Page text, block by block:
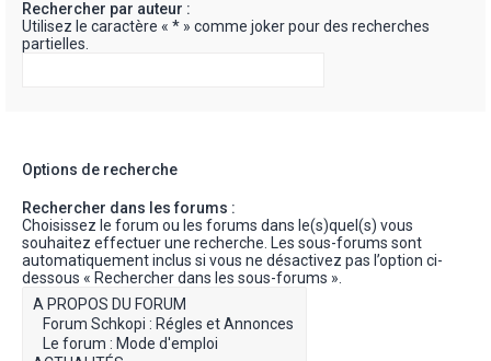
Rechercher par auteur :
Utilisez le caractère « * » comme joker pour des recherches
partielles.
Options de recherche
Rechercher dans les forums :
Choisissez le forum ou les forums dans le(s)quel(s) vous
souhaitez effectuer une recherche. Les sous-forums sont
automatiquement inclus si vous ne désactivez pas l’option ci-
dessous « Rechercher dans les sous-forums ».